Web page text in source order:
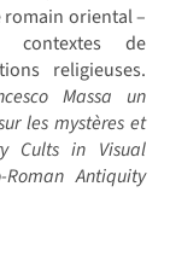
romain oriental –
contextes de
religieuses.
Massa un
les mystères et
Cults in Visual
Roman Antiquity